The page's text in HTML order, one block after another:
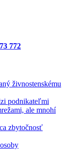
772
živnostenskému
podnikateľmi
ale mnohí
zbytočnosť